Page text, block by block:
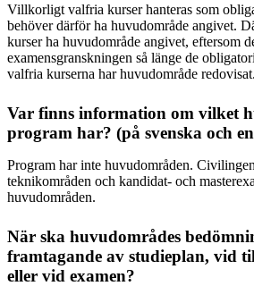
Villkorligt valfria kurser hanteras som
behöver därför ha huvudområde angivet.
kurser ha huvudområde angivet, eftersom
examensgranskningen så länge de
valfria kurserna har huvudområde redovisat.
Var finns information om vilket
program har? (på svenska och
Program har inte huvudområden.
teknikområden och kandidat- och
huvudområden.
När ska huvudområdes
framtagande av studieplan, vid
eller vid examen?